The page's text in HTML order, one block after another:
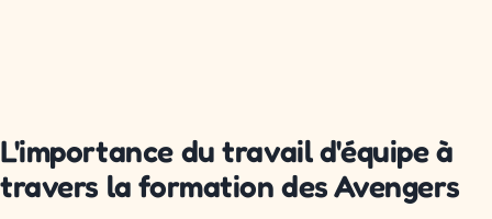
L'importance du travail d'équipe à
travers la formation des Avengers